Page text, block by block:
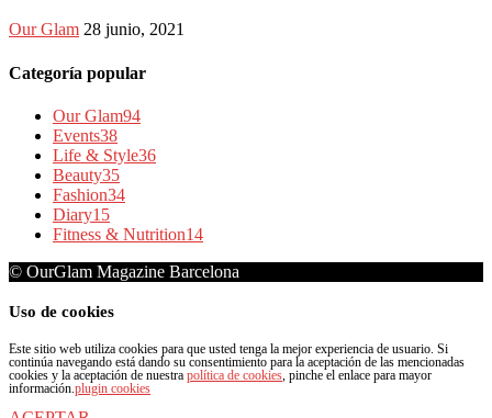
Our Glam 28 junio, 2021
Categoría popular
Our Glam94
Events38
Life & Style36
Beauty35
Fashion34
Diary15
Fitness & Nutrition14
© OurGlam Magazine Barcelona
Uso de cookies
Este sitio web utiliza cookies para que usted tenga la mejor experiencia de usuario. Si
continúa navegando está dando su consentimiento para la aceptación de las mencionadas
cookies y la aceptación de nuestra política de cookies, pinche el enlace para mayor
información.plugin cookies